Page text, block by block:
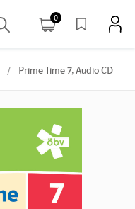
0
/ Prime Time 7, Audio CD